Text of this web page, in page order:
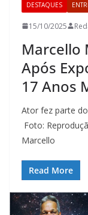
DESTAQUES
15/10/2025
Marcello
Após
17 Anos
Ator fez parte do
Foto:
Marcello
Read More